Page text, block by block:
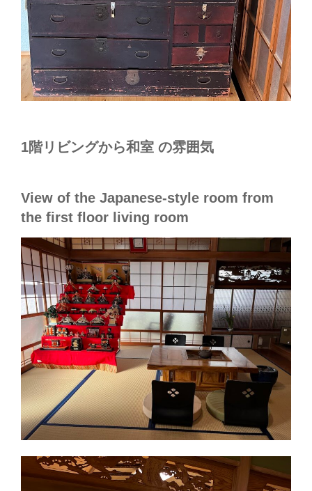
1階リビングから和室 の雰囲気
View of the Japanese-style room from
the first floor living room